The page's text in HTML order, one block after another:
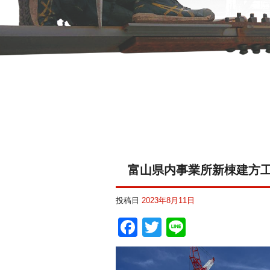
富山県内事業所新棟建方
投稿日 2023年8月11日
Facebook
Twitter